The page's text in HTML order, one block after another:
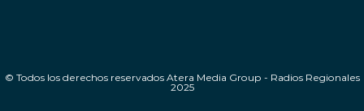
© Todos los derechos reservados Atera Media Group - Radios Regionales
2025